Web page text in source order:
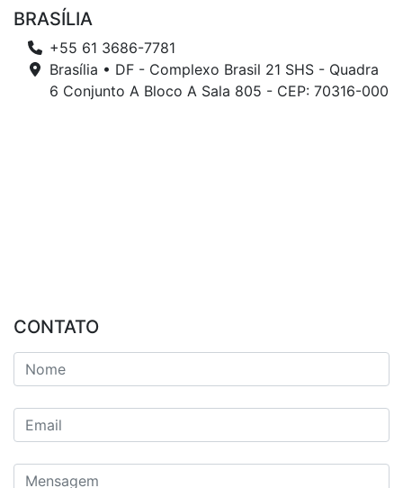
BRASÍLIA
+55 61 3686-7781
Brasília • DF - Complexo Brasil 21 SHS - Quadra
6 Conjunto A Bloco A Sala 805 - CEP: 70316-000
CONTATO